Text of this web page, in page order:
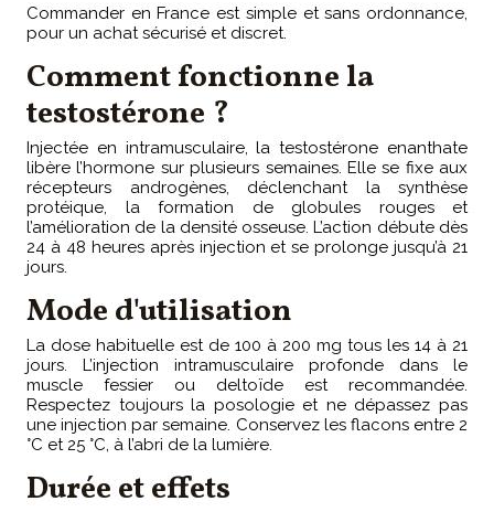
Commander en France est simple et sans ordonnance,
pour un achat sécurisé et discret.
Comment fonctionne la
testostérone ?
Injectée en intramusculaire, la testostérone enanthate
libère l’hormone sur plusieurs semaines. Elle se fixe aux
récepteurs androgènes, déclenchant la synthèse
protéique, la formation de globules rouges et
l’amélioration de la densité osseuse. L’action débute dès
24 à 48 heures après injection et se prolonge jusqu’à 21
jours.
Mode d'utilisation
La dose habituelle est de 100 à 200 mg tous les 14 à 21
jours. L’injection intramusculaire profonde dans le
muscle fessier ou deltoïde est recommandée.
Respectez toujours la posologie et ne dépassez pas
une injection par semaine. Conservez les flacons entre 2
°C et 25 °C, à l’abri de la lumière.
Durée et effets